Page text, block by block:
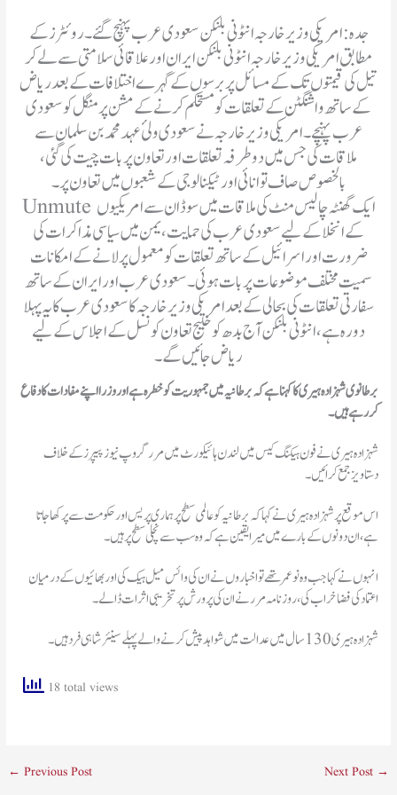
جدہ: امریکی وزیر خارجہ انٹونی بلنکن سعودی عرب پہنچ گئے۔ روئٹرز کے
مطابق امریکی وزیر خارجہ انٹونی بلنکن ایران اور علاقائی سلامتی سے لے کر
تیل کی قیمتوں تک کے مسائل پر برسوں کے گہرے اختلافات کے بعد ریاض
کے ساتھ واشنگٹن کے تعلقات کو مستحکم کرنے کے مشن پر منگل کو سعودی
عرب پہنچے۔ امریکی وزیر خارجہ نے سعودی ولئ عہد محمد بن سلمان سے
ملاقات کی جس میں دو طرفہ تعلقات اور تعاون پر بات چیت کی گئی،
بالخصوص صاف توانائی اور ٹیکنالوجی کے شعبوں میں تعاون پر۔
Unmute ایک گھنٹہ چالیس منٹ کی ملاقات میں سوڈان سے امریکیوں
کے انخلا کے لیے سعودی عرب کی حمایت، یمن میں سیاسی مذاکرات کی
ضرورت اور اسرائیل کے ساتھ تعلقات کو معمول پر لانے کے امکانات
سمیت مختلف موضوعات پر بات ہوئی۔ سعودی عرب اور ایران کے ساتھ
سفارتی تعلقات کی بحالی کے بعد امریکی وزیر خارجہ کا سعودی عرب کا یہ پہلا
دورہ ہے، انٹونی بلنکن آج بدھ کو خلیج تعاون کونسل کے اجلاس کے لیے
ریاض جائیں گے۔
برطانوی شہزادہ ہیری کا کہنا ہےکہبرطانیہ میں جمہوریت کو خطرہ ہے اور وزرا اپنے مفادات کادفاع
کررہےہیں۔
شہزادہ ہیری نے فون ہیکنگ کیس میں لندن ہائیکورٹ میں مرر گروپ نیوز پیپرزکے خلاف
دستاویز جمع کرائیں۔
اس موقع پر شہزادہ ہیری نے کہا کہ برطانیہ کو عالمی سطح پر ہماری پریس اور حکومت سے پرکھا جاتا
انہوں نے کہا جب وہ نوعمر تھے تو اخباروں نے ان کی وائس میل ہیک کی اوربھائیوں کے درمیان
اعتماد کی فضا خراب کی، روزنامہ مرر نے ان کی پرورش پر تخریبی اثرات ڈالے۔
شہزادہ ہیری 130 سال میں عدالت میں شواہد پیش کرنے والے پہلے سینئر شاہی فرد ہیں۔
18 total views
← Previous Post Next Post →